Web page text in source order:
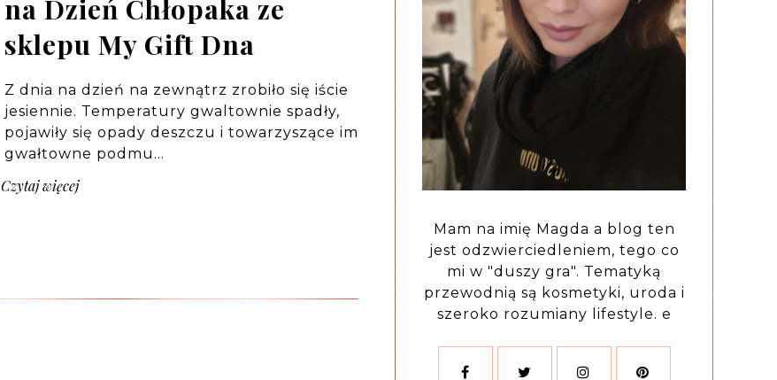
na Dzień Chłopaka ze
sklepu My Gift Dna
Z dnia na dzień na zewnątrz zrobiło się iście
jesiennie. Temperatury gwaltownie spadły,
pojawiły się opady deszczu i towarzyszące im
gwałtowne podmu…
Czytaj więcej
Mam na imię Magda a blog ten
jest odzwierciedleniem, tego co
mi w "duszy gra". Tematyką
przewodnią są kosmetyki, uroda i
szeroko rozumiany lifestyle. e